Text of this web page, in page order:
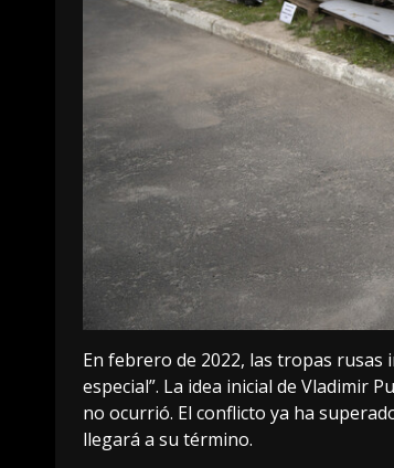
En febrero de 2022, las tropas rusas
especial”. La idea inicial de Vladimir
no ocurrió. El conflicto ya ha
llegará a su término.